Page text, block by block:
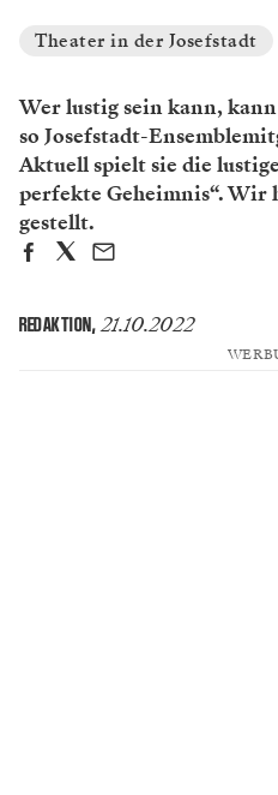
Theater in der Josefstadt
Wer lustig sein kann,
so Josefstadt-
Aktuell spielt sie die
perfekte Geheimnis“. Wir
gestellt.
REDAKTION, 21.10.2022